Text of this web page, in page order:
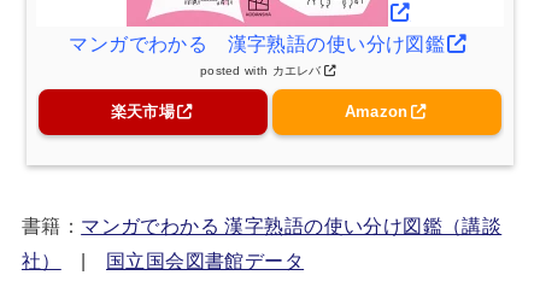
マンガでわかる 漢字熟語の使い分け図鑑
posted with カエレバ
楽天市場 Amazon
書籍： マンガでわかる 漢字熟語の使い分け図鑑（講談
社）
| 国立国会図書館データ